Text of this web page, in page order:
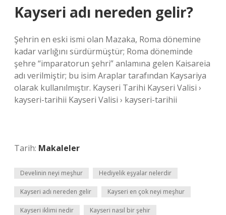
Kayseri adı nereden gelir?
Şehrin en eski ismi olan Mazaka, Roma dönemine
kadar varlığını sürdürmüştür; Roma döneminde
şehre “imparatorun şehri” anlamına gelen Kaisareia
adı verilmiştir; bu isim Araplar tarafından Kaysariya
olarak kullanılmıştır. Kayseri Tarihi Kayseri Valisi ›
kayseri-tarihii Kayseri Valisi › kayseri-tarihii
Tarih: Makaleler
Develinin neyi meşhur Hediyelik eşyalar nelerdir
Kayseri adı nereden gelir Kayseri en çok neyi meşhur
Kayseri iklimi nedir Kayseri nasıl bir şehir